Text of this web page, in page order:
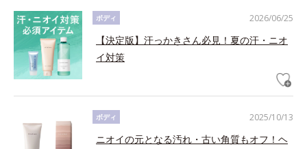
2026/06/25
ボディ
【決定版】汗っかきさん必見！夏の汗・ニオ
イ対策
2025/10/13
ボディ
ニオイの元となる汚れ・古い角質もオフ！ヘ